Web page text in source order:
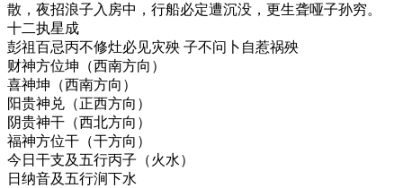
散，夜招浪子入房中，行船必定遭沉没，更生聋哑子孙穷。
十二执星 成
彭祖百忌丙不修灶必见灾殃 子不问卜自惹祸殃
财神方位坤（西南方向）
喜神坤（西南方向）
阳贵神 兑（正西方向）
阴贵神干（西北方向）
福神方位干（干方向）
今日干支及五行丙子（火水）
日纳音及五行涧下水